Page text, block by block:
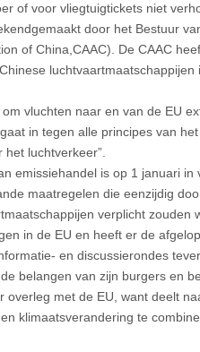
of voor vliegtuigtickets niet
door het Bestuur
of China,CAAC). De CAAC
luchtvaartmaatschappijen
vluchten naar en van de EU
in tegen alle principes van
luchtverkeer”.
emissiehandel is op 1 januari in
maatregelen die eenzijdig
verplicht zouden
in de EU en heeft er de
en discussierondes
belangen van zijn burgers en
overleg met de EU, want deelt
klimaatsverandering te